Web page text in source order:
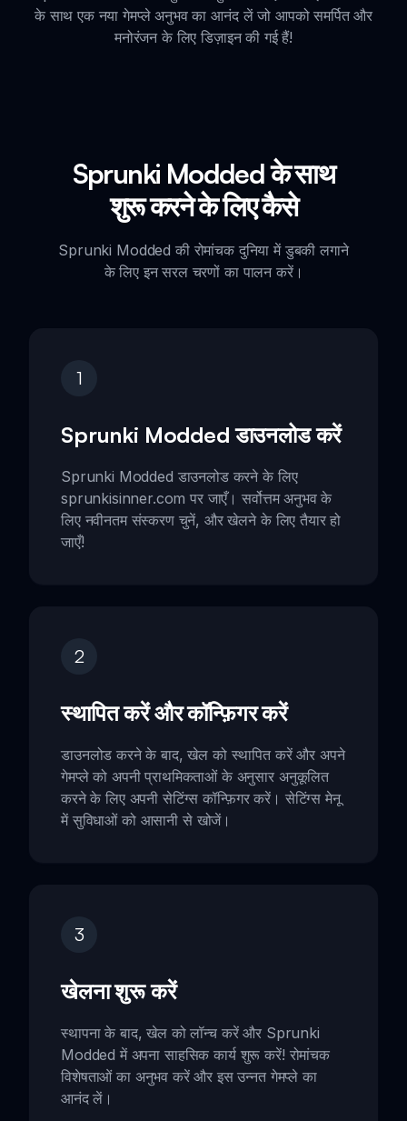
के साथ एक नया गेमप्ले अनुभव का आनंद लें जो आपको समर्पित और
मनोरंजन के लिए डिज़ाइन की गई हैं!
Sprunki Modded के साथ
शुरू करने के लिए कैसे
Sprunki Modded की रोमांचक दुनिया में डुबकी लगाने
के लिए इन सरल चरणों का पालन करें।
1
Sprunki Modded डाउनलोड करें
Sprunki Modded डाउनलोड करने के लिए
sprunkisinner.com पर जाएँ। सर्वोत्तम अनुभव के
लिए नवीनतम संस्करण चुनें, और खेलने के लिए तैयार हो
जाएँ!
2
स्थापित करें और कॉन्फ़िगर करें
डाउनलोड करने के बाद, खेल को स्थापित करें और अपने
गेमप्ले को अपनी प्राथमिकताओं के अनुसार अनुकूलित
करने के लिए अपनी सेटिंग्स कॉन्फ़िगर करें। सेटिंग्स मेनू
में सुविधाओं को आसानी से खोजें।
3
खेलना शुरू करें
स्थापना के बाद, खेल को लॉन्च करें और Sprunki
Modded में अपना साहसिक कार्य शुरू करें! रोमांचक
विशेषताओं का अनुभव करें और इस उन्नत गेमप्ले का
आनंद लें।